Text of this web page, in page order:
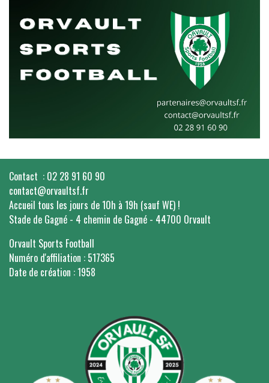
Contact : 02 28 91 60 90
contact@orvaultsf.fr
Accueil tous les jours de 10h à 19h (sauf WE) !
Stade de Gagné - 4 chemin de Gagné - 44700 Orvault
Orvault Sports Football
Numéro d'affiliation : 517365
Date de création : 1958